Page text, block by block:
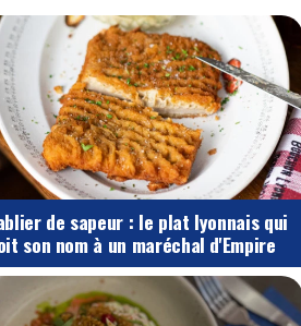
de sapeur : le plat lyonnais qui
son nom à un maréchal d'Empire